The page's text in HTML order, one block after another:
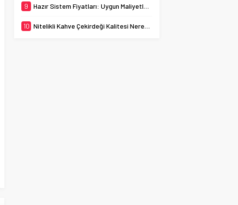
9 Hazır Sistem Fiyatları: Uygun Maliyetlerle Verimlilik Sağlayın
10 Nitelikli Kahve Çekirdeği Kalitesi Nereden Anlaşılır?